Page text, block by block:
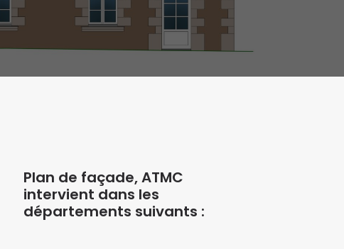
Plan de façade, ATMC
intervient dans les
départements suivants :